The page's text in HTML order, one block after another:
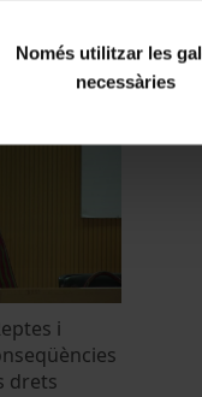
Només utilitzar les
necessàries
25
i
drets